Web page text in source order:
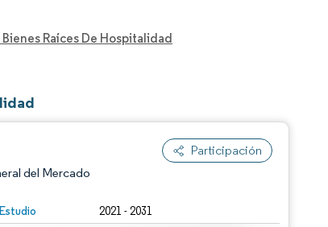
Raíces De Hospitalidad
Participación
del Mercado
2021 - 2031